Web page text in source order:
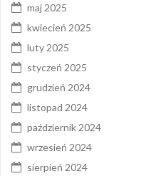
maj 2025
kwiecień 2025
luty 2025
styczeń 2025
grudzień 2024
listopad 2024
październik 2024
wrzesień 2024
sierpień 2024